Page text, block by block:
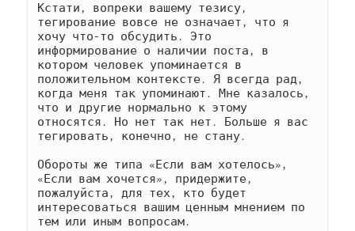
Кстати, вопреки вашему тезису,
тегирование вовсе не означает, что я
хочу что-то обсудить. Это
информирование о наличии поста, в
котором человек упоминается в
положительном контексте. Я всегда рад,
когда меня так упоминают. Мне казалось,
что и другие нормально к этому
относятся. Но нет так нет. Больше я вас
тегировать, конечно, не стану.
Обороты же типа «Если вам хотелось»,
«Если вам хочется», придержите,
пожалуйста, для тех, кто будет
интересоваться вашим ценным мнением по
тем или иным вопросам.